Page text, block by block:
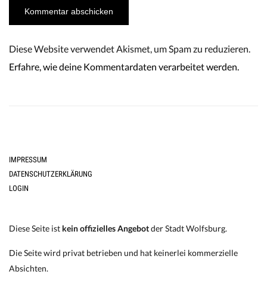
Diese Website verwendet Akismet, um Spam zu reduzieren.
Erfahre, wie deine Kommentardaten verarbeitet werden.
IMPRESSUM
DATENSCHUTZERKLÄRUNG
LOGIN
Diese Seite ist kein offizielles Angebotder Stadt Wolfsburg.
Die Seite wird privat betrieben und hat keinerlei kommerzielle
Absichten.